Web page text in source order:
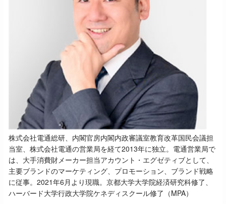
株式会社電通総研、内閣官房内閣内政審議室教育改革国民会議担
当室、株式会社電通の営業局を経て2013年に独立。電通営業局で
は、大手消費財メーカー担当アカウント・エグゼティブとして、
主要ブランドのマーケティング、プロモーション、ブランド戦略
に従事。2021年6月より現職。京都大学大学院経済研究科修了、
ハーバード大学行政大学院ケネディスクール修了（MPA）